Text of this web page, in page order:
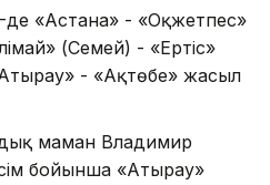
«Астана» - «Оқжетпес»
(Семей) - «Ертіс»
- «Ақтөбе» жасыл
маман Владимир
бойынша «Атырау»